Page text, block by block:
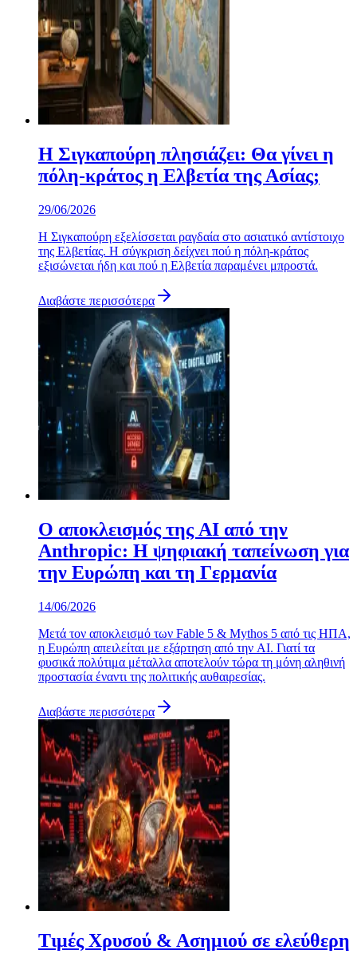
Η Σιγκαπούρη πλησιάζει: Θα γίνει η
πόλη-κράτος η Ελβετία της Ασίας;
29/06/2026
Η Σιγκαπούρη εξελίσσεται ραγδαία στο ασιατικό αντίστοιχο
της Ελβετίας. Η σύγκριση δείχνει πού η πόλη-κράτος
εξισώνεται ήδη και πού η Ελβετία παραμένει μπροστά.
Διαβάστε περισσότερα
Ο αποκλεισμός της AI από την
Anthropic: Η ψηφιακή ταπείνωση για
την Ευρώπη και τη Γερμανία
14/06/2026
Μετά τον αποκλεισμό των Fable 5 & Mythos 5 από τις ΗΠΑ,
η Ευρώπη απειλείται με εξάρτηση από την AI. Γιατί τα
φυσικά πολύτιμα μέταλλα αποτελούν τώρα τη μόνη αληθινή
προστασία έναντι της πολιτικής αυθαιρεσίας.
Διαβάστε περισσότερα
Τιμές Χρυσού & Ασημιού σε ελεύθερη